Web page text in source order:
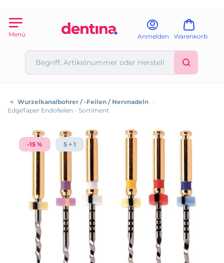
Menü Anmelden Warenkorb
< Wurzelkanalbohrer / -Feilen / Nervnadeln >
EdgeTaper Endofeilen - Sortiment
-15 % 5 + 1